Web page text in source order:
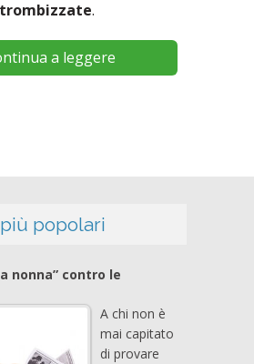
.
a leggere
popolari
nonna” contro le
A chi non è
mai capitato
di provare